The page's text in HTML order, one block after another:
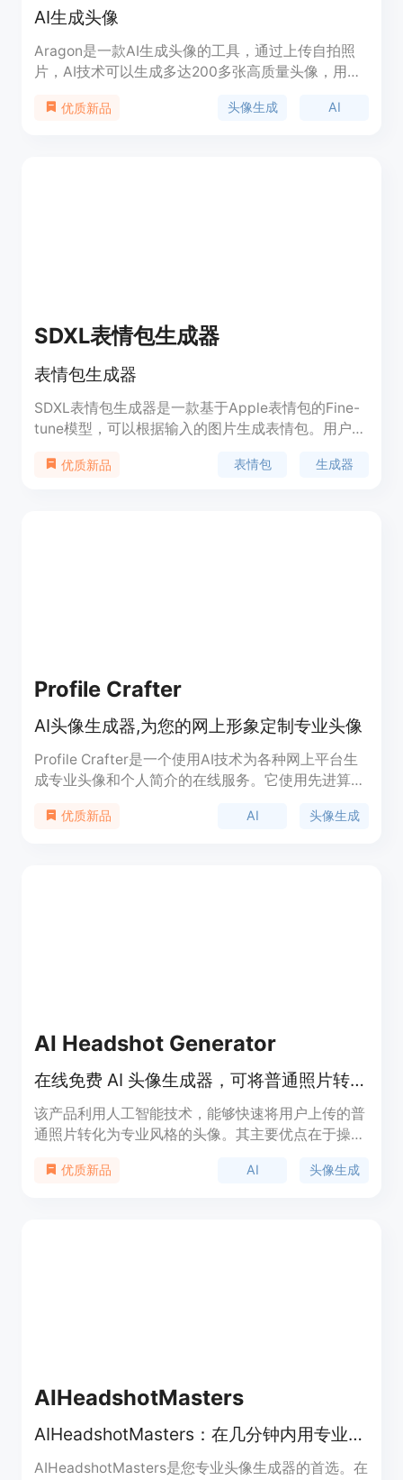
AI生成头像
Aragon是一款AI生成头像的工具，通过上传自拍照
片，AI技术可以生成多达200多张高质量头像，用户
微软的领先AI研究人员提供技术支持，可以节省专业
优质新品 头像生成 AI
SDXL表情包生成器
表情包生成器
SDXL表情包生成器是一款基于Apple表情包的Fine-
tune模型，可以根据输入的图片生成表情包。用户可
不同的refine style等参数来生成自己想要的表情包。
优质新品 表情包 生成器
Profile Crafter
AI头像生成器,为您的网上形象定制专业头像
Profile Crafter是一个使用AI技术为各种网上平台生
成专业头像和个人简介的在线服务。它使用先进算
过AI的力量,轻松塑造出色的网上形象。
优质新品 AI 头像生成
AI Headshot Generator
在线免费 AI 头像生成器，可将普通照片转化为高质量专业头像。
该产品利用人工智能技术，能够快速将用户上传的普
通照片转化为专业风格的头像。其主要优点在于操作
备或设计技能，即可获得适用于商务、社交媒体等场
优质新品 AI 头像生成
AIHeadshotMasters
AIHeadshotMasters：在几分钟内用专业头像照片改变您的形象。
AIHeadshotMasters是您专业头像生成器的首选。在